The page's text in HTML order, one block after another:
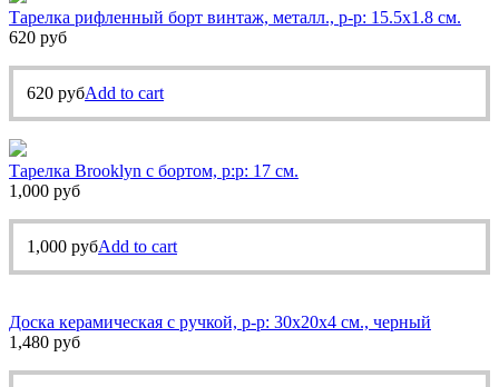
Тарелка рифленный борт винтаж, металл., р-р: 15.5х1.8 см.
620 руб
620 рубAdd to cart
Тарелка Brooklyn с бортом, р:р: 17 см.
1,000 руб
1,000 рубAdd to cart
Доска керамическая с ручкой, р-р: 30х20х4 см., черный
1,480 руб